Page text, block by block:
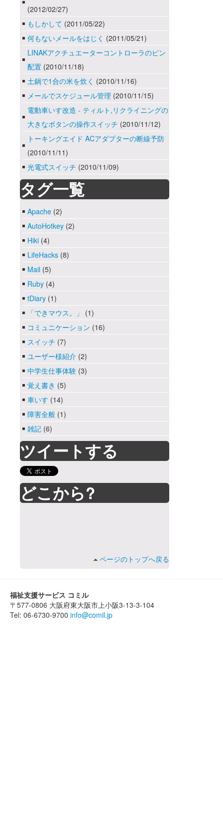
(2012/02/27)
もしかして (2011/05/22)
何もないメールをはじく (2011/05/21)
LINAKアクチュエーターコントローラのピン
配置 (2010/11/18)
土鍋で1合の米を炊く (2010/11/16)
メールでスケジュール管理 (2010/11/15)
電動車いす改造 - ティルト,リクライニングの
大きなボタンの操作スイッチ (2010/11/12)
トーキングエイド ACアダプターの断線予防
(2010/11/11)
光電式スイッチ (2010/11/09)
タグ一覧
Apache (2)
AutoHotkey (2)
Hiki (4)
LifeHacks (8)
Mail (5)
Ruby (4)
tDiary (1)
「できマウス。」
(1)
コミュニケーション (16)
スイッチ (7)
ユーザー様紹介 (2)
中学生仕事体験 (3)
覚え書き (5)
車いす (14)
障害全般 (1)
雑記 (6)
ツイートする
どこから?
ページのトップへ戻る
福祉支援サービス コミル
〒577-0806 大阪府東大阪市上小阪3-13-3-104
Tel: 06-6730-9700 info@comil.jp